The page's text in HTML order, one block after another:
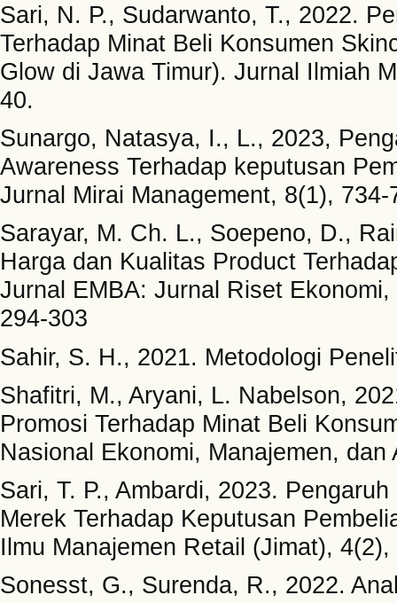
Sari, N. P., Sudarwanto, T., 2022.
Terhadap Minat Beli Konsumen
Glow di Jawa Timur). Jurnal Ilmiah
40.
Sunargo, Natasya, I., L., 2023,
Awareness Terhadap keputusan
Jurnal Mirai Management, 8(1), 734-
Sarayar, M. Ch. L., Soepeno, D.,
Harga dan Kualitas Product
Jurnal EMBA: Jurnal Riset
294-303
Sahir, S. H., 2021. Metodologi
Shafitri, M., Aryani, L. Nabelson,
Promosi Terhadap Minat Beli
Nasional Ekonomi, Manajemen,
Sari, T. P., Ambardi, 2023.
Merek Terhadap Keputusan
Ilmu Manajemen Retail (Jimat), 4(2),
Sonesst, G., Surenda, R., 2022.